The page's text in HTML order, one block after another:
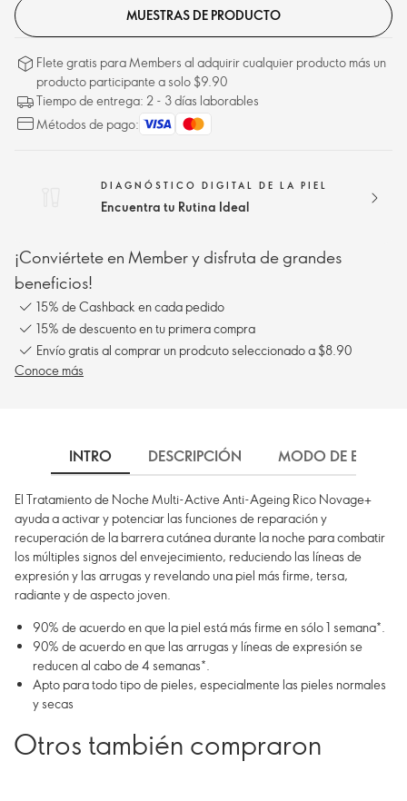
MUESTRAS DE PRODUCTO
Flete gratis para Members al adquirir cualquier producto más un
producto participante a solo $9.90
Tiempo de entrega: 2 - 3 días laborables
Métodos de pago:
DIAGNÓSTICO DIGITAL DE LA PIEL
Encuentra tu Rutina Ideal
¡Conviértete en Member y disfruta de grandes
beneficios!
15% de Cashback en cada pedido
15% de descuento en tu primera compra
Envío gratis al comprar un prodcuto seleccionado a $8.90
Conoce más
INTRO DESCRIPCIÓN MODO DE EMPLEO
El Tratamiento de Noche Multi-Active Anti-Ageing Rico Novage+
ayuda a activar y potenciar las funciones de reparación y
recuperación de la barrera cutánea durante la noche para combatir
los múltiples signos del envejecimiento, reduciendo las líneas de
expresión y las arrugas y revelando una piel más firme, tersa,
radiante y de aspecto joven.
90% de acuerdo en que la piel está más firme en sólo 1 semana*.
90% de acuerdo en que las arrugas y líneas de expresión se
reducen al cabo de 4 semanas*.
Apto para todo tipo de pieles, especialmente las pieles normales
y secas
Otros también compraron